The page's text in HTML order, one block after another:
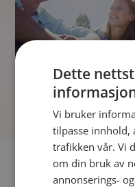
Fler single
Dette
Vi bruker
tilpasse innhold,
trafikken vår. Vi
om din bruk av
annonserings-